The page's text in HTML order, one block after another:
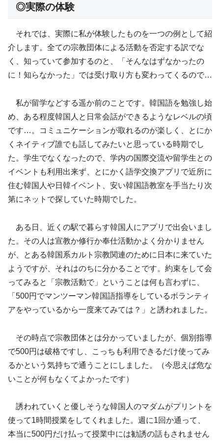
◎実際の体験
それでは、実際に私が体験したものを一つの例として紹
介します。全ての宗教団体による活動を否定する訳でな
く、知っていて参加するのと、「そんなはずなかったの
に！知らなかった」では受け取り方も変わってくるので…
私が留学などする遥か前のことです。韓国語を勉強し始
め、ある程度韓国人と日常会話ができるようなレベルの頃
です…。コミュニケーションが取れるのが楽しく、とにか
くネイティブ誰でも話してみたいと思っている時期でし
た。学生でなくなったので、学内の国際交流や留学生との
イベントも利用出来ず、とにかく語学交換アプリで近所に
住む韓国人や日韓イベント、安い韓国語教室を手当たり次
第にネットで探していた時期でした。
ある日、近くの駅で暮らす韓国人にアプリで出会いまし
た。その人は宣教か修行か奉仕活動かよく分かりません
が、とある韓国系カルト宗教関連のために日本に来ていた
ようですが、それはのちに分かることです。約束をして会
ってみると「宗教活動で」ということは何も言わずに、
「500円でマンツーマン韓国語指導をしているボランティ
アをやっているから一度来てみては？」と誘われました。
その時点で宗教団体とは分かっていましたが、個別指導
で500円は破格ですし、こっちも利用できるだけ使ってみ
るかという気持ちで通うことにしました。（今思えば危な
いことが何もなくてよかったです）
誘われていくと優しそうな韓国人のマダムがプリントを
使って1時間授業をしてくれました。週に1回か通って、
本当に500円だけ払って授業中には勧誘の話もされません